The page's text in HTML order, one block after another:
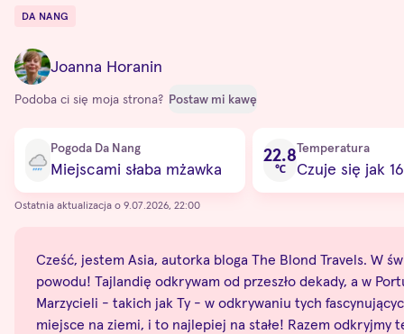
Destinations
DA NANG
Joanna Horanin
Podoba ci się moja strona? Postaw mi kawę
Pogoda Da Nang
Miejscami słaba mżawka
22.8
℃
Temperatura
Czuje się jak
Ostatnia aktualizacja o 9.07.2026, 22:00
Cześć, jestem Asia, autorka bloga The Blond Travels. W
powodu! Tajlandię odkrywam od przeszło dekady, a w
Marzycieli - takich jak Ty - w odkrywaniu tych
miejsce na ziemi, i to najlepiej na stałe! Razem odkryjmy